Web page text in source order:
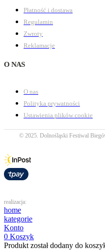
Płatność i dostawa
Regulamin
Zwroty
Reklamacje
O NAS
O nas
Polityka prywatności
Ustawienia plików cookie
© 2025. Dolnośląski Festiwal
realizacja:
home
kategorie
Konto
0 Koszyk
Produkt został dodany do